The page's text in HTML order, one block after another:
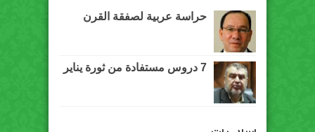
حراسة عربية لصفقة القرن
7 دروس مستفادة من ثورة يناير